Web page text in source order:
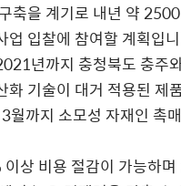
축을 계기로 내년 약
업 입찰에 참여할 계획입
년까지 충청북도 충주
화 기술이 대거 적용된
월까지 소모성 자재인 촉
상 비용 절감이 가능하